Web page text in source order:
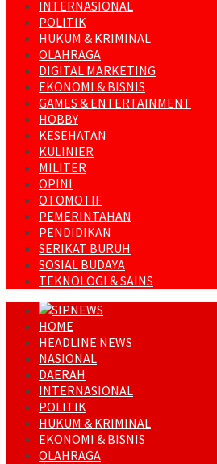
INTERNASIONAL
POLITIK
HUKUM & KRIMINAL
OLAHRAGA
DIGITAL MARKETING
EKONOMI & BISNIS
GAMES & ENTERTAINMENT
HOBBY
KESEHATAN
KULINIER
MILITER
OPINI
OTOMOTIF
PEMERINTAHAN
PENDIDIKAN
SERIKAT BURUH
SOSIAL BUDAYA
TEKNOLOGI & SAINS
HOME
HEADLINE NEWS
NASIONAL
DAERAH
INTERNASIONAL
POLITIK
HUKUM & KRIMINAL
EKONOMI & BISNIS
OLAHRAGA